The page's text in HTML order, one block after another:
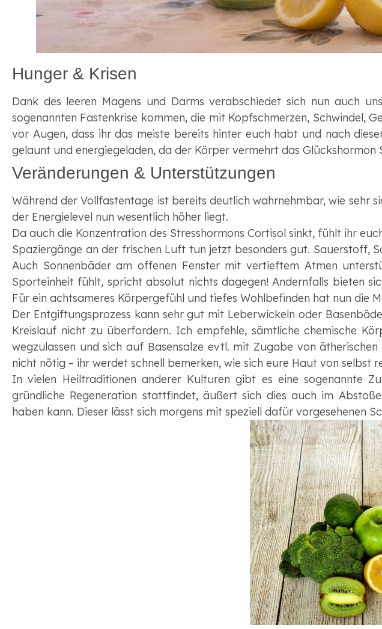
Hunger & Krisen
Dank des leeren Magens und Darms verabschiedet sich nun auch
sogenannten Fastenkrise kommen, die mit Kopfschmerzen, Schwindel,
vor Augen, dass ihr das meiste bereits hinter euch habt und nach
gelaunt und energiegeladen, da der Körper vermehrt das Glückshormon
Veränderungen & Unterstützungen
Während der Vollfastentage ist bereits deutlich wahrnehmbar, wie sehr
der Energielevel nun wesentlich höher liegt.
Da auch die Konzentration des Stresshormons Cortisol sinkt, fühlt ihr
Spaziergänge an der frischen Luft tun jetzt besonders gut. Sauerstoff,
Auch Sonnenbäder am offenen Fenster mit vertieftem Atmen
Sporteinheit fühlt, spricht absolut nichts dagegen! Andernfalls bieten
Für ein achtsameres Körpergefühl und tiefes Wohlbefinden hat nun die
Der Entgiftungsprozess kann sehr gut mit Leberwickeln oder
Kreislauf nicht zu überfordern. Ich empfehle, sämtliche chemische
wegzulassen und sich auf Basensalze evtl. mit Zugabe von
nicht nötig – ihr werdet schnell bemerken, wie sich eure Haut von
In vielen Heiltraditionen anderer Kulturen gibt es eine sogenannte
gründliche Regeneration stattfindet, äußert sich dies auch im
haben kann. Dieser lässt sich morgens mit speziell dafür vorgesehenen